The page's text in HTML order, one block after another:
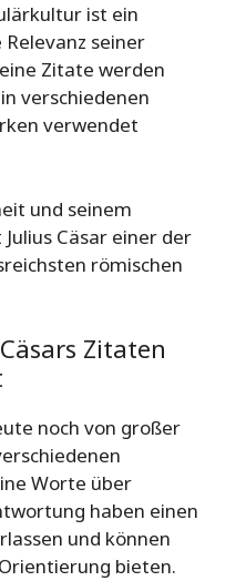
ist ein
seiner
Zitate werden
verschiedenen
verwendet
und seinem
Cäsar einer der
römischen
Zitaten
noch von großer
Worte über
haben einen
und können
bieten.